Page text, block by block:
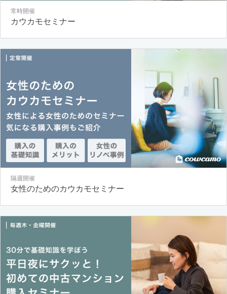
常時開催
カウカモセミナー
隔週開催
女性のためのカウカモセミナー